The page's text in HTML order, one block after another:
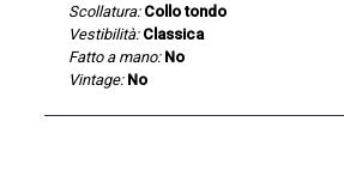
Scollatura: Collo tondo
Vestibilità: Classica
Fatto a mano: No
Vintage: No